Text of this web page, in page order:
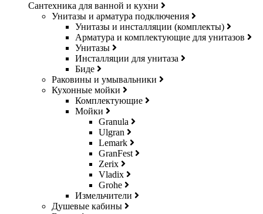
Сантехника для ванной и кухни
Унитазы и арматура подключения
Унитазы и инсталляции (комплекты)
Арматура и комплектующие для унитазов
Унитазы
Инсталляции для унитаза
Биде
Раковины и умывальники
Кухонные мойки
Комплектующие
Мойки
Granula
Ulgran
Lemark
GranFest
Zerix
Vladix
Grohe
Измельчители
Душевые кабины